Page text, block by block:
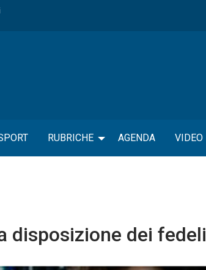
RUBRICHE AGENDA VIDEO
disposizione dei fedeli